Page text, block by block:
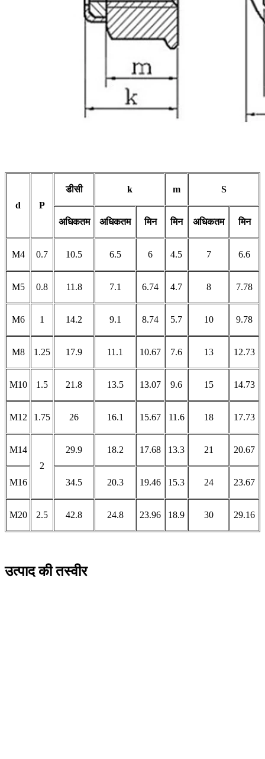
d P
डीसी k m S
अधिकतम अधिकतम मिन मिन अधिकतम मिन
M4 0.7 10.5 6.5 6 4.5 7 6.6
M5 0.8 11.8 7.1 6.74 4.7 8 7.78
M6 1 14.2 9.1 8.74 5.7 10 9.78
M8 1.25 17.9 11.1 10.67 7.6 13 12.73
M10 1.5 21.8 13.5 13.07 9.6 15 14.73
M12 1.75 26 16.1 15.67 11.6 18 17.73
M14
2
29.9 18.2 17.68 13.3 21 20.67
M16 34.5 20.3 19.46 15.3 24 23.67
M20 2.5 42.8 24.8 23.96 18.9 30 29.16
उत्पाद की तस्वीर